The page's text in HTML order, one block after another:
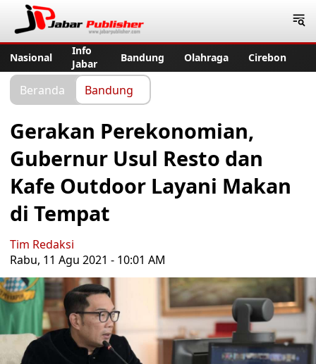
Nasional
Info
Jabar
Bandung Olahraga Cirebon
Beranda Bandung
Gerakan Perekonomian,
Gubernur Usul Resto dan
Kafe Outdoor Layani Makan
di Tempat
Tim Redaksi
Rabu, 11 Agu 2021 - 10:01 AM